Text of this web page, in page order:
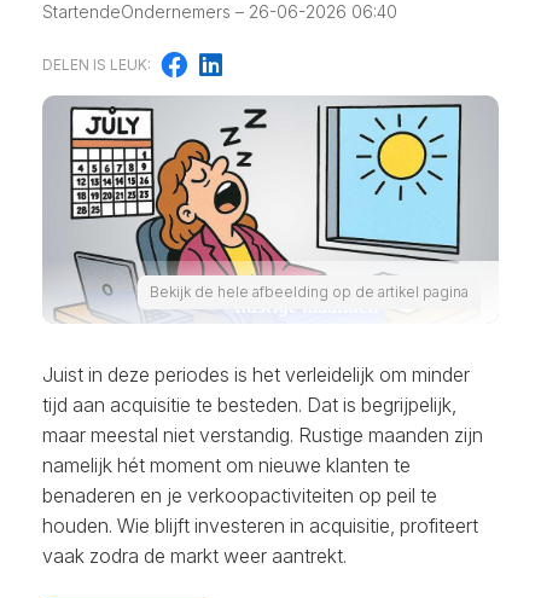
StartendeOndernemers – 26-06-2026 06:40
DELEN IS LEUK:
Bekijk de hele afbeelding op de artikel pagina
Juist in deze periodes is het verleidelijk om minder
tijd aan acquisitie te besteden. Dat is begrijpelijk,
maar meestal niet verstandig. Rustige maanden zijn
namelijk hét moment om nieuwe klanten te
benaderen en je verkoopactiviteiten op peil te
houden. Wie blijft investeren in acquisitie, profiteert
vaak zodra de markt weer aantrekt.